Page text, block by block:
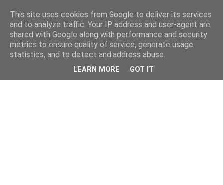
This site uses cookies from Google to deliver its services
and to analyze traffic. Your IP address and user-agent are
shared with Google along with performance and security
metrics to ensure quality of service, generate usage
statistics, and to detect and address abuse.
LEARN MORE GOT IT